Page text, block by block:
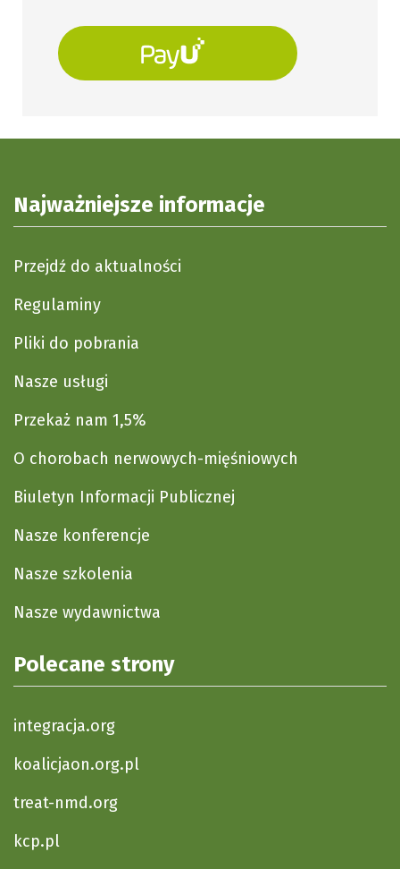
Najważniejsze informacje
Przejdź do aktualności
Regulaminy
Pliki do pobrania
Nasze usługi
Przekaż nam 1,5%
O chorobach nerwowych-mięśniowych
Biuletyn Informacji Publicznej
Nasze konferencje
Nasze szkolenia
Nasze wydawnictwa
Polecane strony
integracja.org
koalicjaon.org.pl
treat-nmd.org
kcp.pl